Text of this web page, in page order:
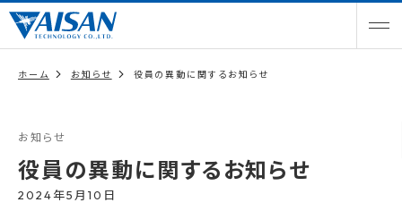
ホーム お知らせ 役員の異動に関するお知らせ
お知らせ
役員の異動に関するお知らせ
2024年5月10日